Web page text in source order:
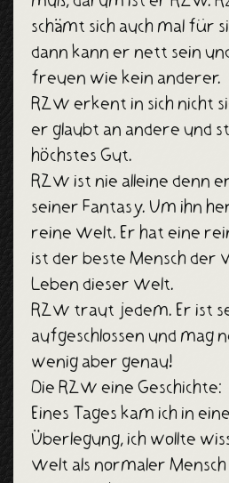
schämt sich auch mal für
dann kann er nett sein
freuen wie kein anderer.
RZW erkent in sich nicht
er glaubt an andere und
höchstes Gut.
RZW ist nie alleine denn
seiner Fantasy. Um ihn
reine Welt. Er hat eine
ist der beste Mensch der
Leben dieser Welt.
RZW traut jedem. Er ist
aufgeschlossen und mag
wenig aber genau!
Die RZW eine Geschichte:
Eines Tages kam ich in
Überlegung, ich wollte
Welt als normaler